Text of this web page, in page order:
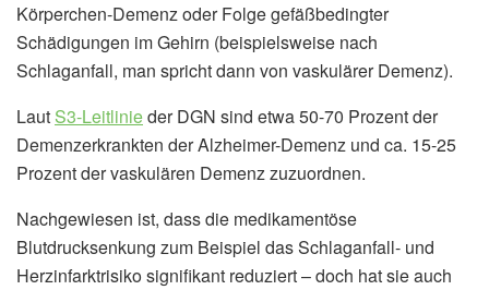
Körperchen-Demenz oder Folge gefäßbedingter
Schädigungen im Gehirn (beispielsweise nach
Schlaganfall, man spricht dann von vaskulärer Demenz).
Laut S3-Leitlinieder DGN sind etwa 50-70 Prozent der
Demenzerkrankten der Alzheimer-Demenz und ca. 15-25
Prozent der vaskulären Demenz zuzuordnen.
Nachgewiesen ist, dass die medikamentöse
Blutdrucksenkung zum Beispiel das Schlaganfall- und
Herzinfarktrisiko signifikant reduziert – doch hat sie auch